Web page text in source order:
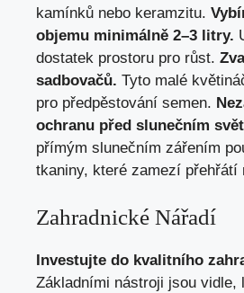
kamínků nebo keramzitu.
objemu minimálně 2–3 litry.
dostatek prostoru pro růst.
sadbovačů. Tyto malé
pro předpěstování semen.
ochranu před slunečním
přímým slunečním zářením
tkaniny, které zamezí přehřátí
Zahradnické Nářadí
Investujte do kvalitního
Základními nástroji jsou vidle,